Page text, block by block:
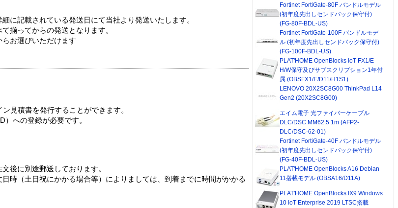
に記載されている発送日にて当社より発送いたします。
揃ってからの発送となります。
お選びいただけます
見積書を発行することができます。
への登録が必要です。
後に別途郵送しております。
時（土日祝にかかる場合等）によりましては、到着までに時間がかかる
Fortinet FortiGate-80F バンドルモデル
(初年度先出しセンドバック保守付)
(FG-80F-BDL-US)
Fortinet FortiGate-100F バンドルモデ
ル (初年度先出しセンドバック保守付)
(FG-100F-BDL-US)
PLAT'HOME OpenBlocks IoT FX1/E
H/W保守及びサブスクリプション1年付
属 (OBSFX1/E/D11/H1S1)
LENOVO 20X2SC8G00 ThinkPad L14
Gen2 (20X2SC8G00)
エイム電子 光ファイバーケーブル
DLC/DSC MM62.5 1m (AFP2-
DLC/DSC-62-01)
Fortinet FortiGate-40F バンドルモデル
(初年度先出しセンドバック保守付)
(FG-40F-BDL-US)
PLAT'HOME OpenBlocks A16 Debian
11搭載モデル (OBSA16/D11A)
PLAT'HOME OpenBlocks IX9 Windows
10 IoT Enterprise 2019 LTSC搭載